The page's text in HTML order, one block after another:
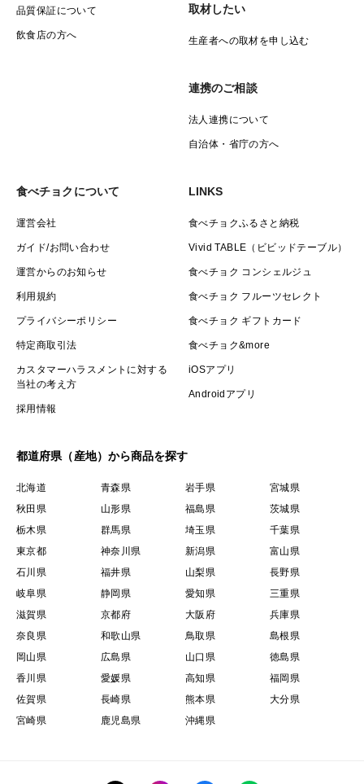
品質保証について
飲食店の方へ
取材したい
生産者への取材を申し込む
連携のご相談
法人連携について
自治体・省庁の方へ
食べチョクについて
運営会社
ガイド/お問い合わせ
運営からのお知らせ
利用規約
プライバシーポリシー
特定商取引法
カスタマーハラスメントに対する
当社の考え方
採用情報
LINKS
食べチョクふるさと納税
Vivid TABLE（ビビッドテーブル）
食べチョク コンシェルジュ
食べチョク フルーツセレクト
食べチョク ギフトカード
食べチョク&more
iOSアプリ
Androidアプリ
都道府県（産地）から商品を探す
北海道 青森県 岩手県
宮城県
秋田県
山形県 福島県
茨城県
栃木県
群馬県 埼玉県
千葉県
東京都
神奈川県 新潟県
富山県
石川県
福井県 山梨県
長野県
岐阜県
静岡県 愛知県
三重県
滋賀県
京都府 大阪府
兵庫県
奈良県
和歌山県 鳥取県
島根県
岡山県
広島県 山口県
徳島県
香川県
愛媛県 高知県
福岡県
佐賀県
長崎県 熊本県
大分県
宮崎県
鹿児島県 沖縄県